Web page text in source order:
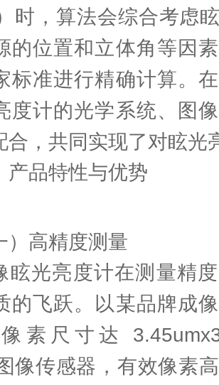
时，算法会综合考虑
的位置和立体角等因
标准进行精确计算。
度计的光学系统、图
合，共同实现了对眩光
产品特性与优势
）高精度测量
眩光亮度计在测量精
的飞跃。以某品牌成
素尺寸达
像传感器，有效像素